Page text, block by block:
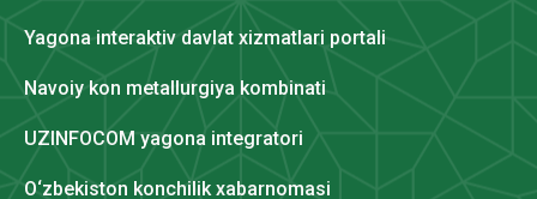
Yagona interaktiv davlat xizmatlari portali
Navoiy kon metallurgiya kombinati
UZINFOCOM yagona integratori
O‘zbekiston konchilik xabarnomasi